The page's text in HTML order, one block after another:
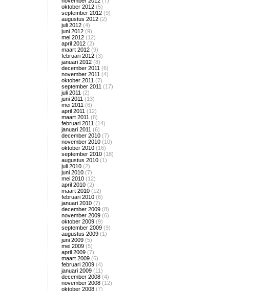
oktober 2012 (5)
september 2012 (9)
augustus 2012 (2)
juli 2012 (4)
juni 2012 (9)
mei 2012 (12)
april 2012 (2)
maart 2012 (9)
februari 2012 (3)
januari 2012 (8)
december 2011 (6)
november 2011 (4)
oktober 2011 (7)
september 2011 (17)
juli 2011 (2)
juni 2011 (13)
mei 2011 (6)
april 2011 (12)
maart 2011 (8)
februari 2011 (14)
januari 2011 (6)
december 2010 (7)
november 2010 (10)
oktober 2010 (16)
september 2010 (18)
augustus 2010 (1)
juli 2010 (2)
juni 2010 (7)
mei 2010 (12)
april 2010 (2)
maart 2010 (12)
februari 2010 (6)
januari 2010 (7)
december 2009 (8)
november 2009 (6)
oktober 2009 (9)
september 2009 (9)
augustus 2009 (1)
juni 2009 (5)
mei 2009 (5)
april 2009 (7)
maart 2009 (6)
februari 2009 (4)
januari 2009 (11)
december 2008 (4)
november 2008 (12)
oktober 2008 (7)